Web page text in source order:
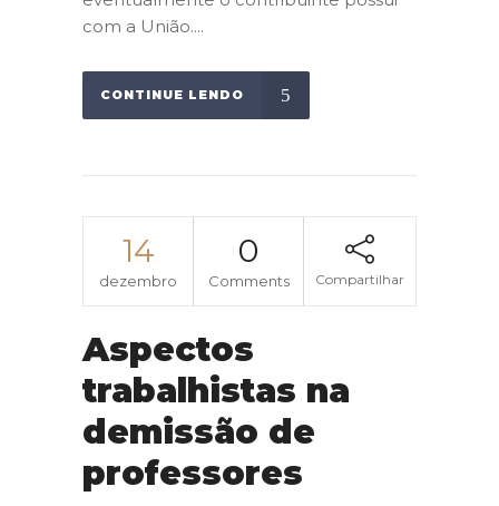
com a União....
CONTINUE LENDO
14
dezembro
0
Comments Compartilhar
Aspectos
trabalhistas na
demissão de
professores